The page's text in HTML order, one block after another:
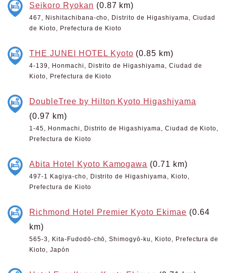
Seikoro Ryokan (0.87 km)
467, Nishitachibana-cho, Distrito de Higashiyama, Ciudad
de Kioto, Prefectura de Kioto
THE JUNEI HOTEL Kyoto (0.85 km)
4-139, Honmachi, Distrito de Higashiyama, Ciudad de
Kioto, Prefectura de Kioto
DoubleTree by Hilton Kyoto Higashiyama
(0.97 km)
1-45, Honmachi, Distrito de Higashiyama, Ciudad de Kioto,
Prefectura de Kioto
Abita Hotel Kyoto Kamogawa (0.71 km)
497-1 Kagiya-cho, Distrito de Higashiyama, Kioto,
Prefectura de Kioto
Richmond Hotel Premier Kyoto Ekimae (0.64
km)
565-3, Kita-Fudodō-chō, Shimogyō-ku, Kioto, Prefectura de
Kioto, Japón